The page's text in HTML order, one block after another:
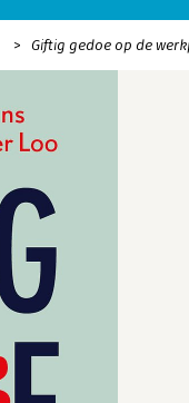
Giftig gedoe op de